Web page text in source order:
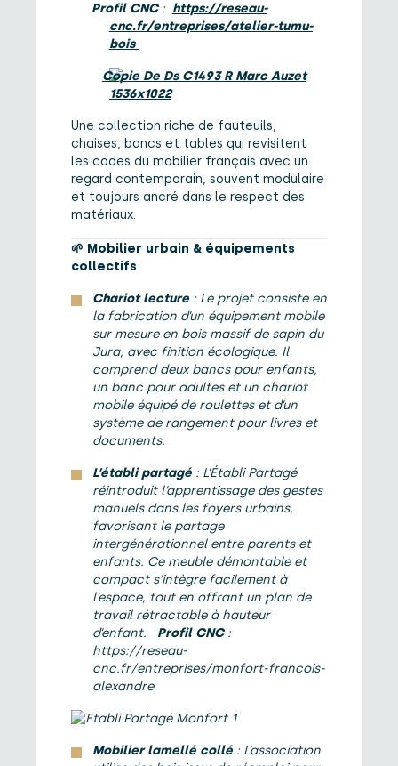
Profil CNC: https://reseau-
cnc.fr/entreprises/atelier-tumu-
bois
Une collection riche de fauteuils,
chaises, bancs et tables qui revisitent
les codes du mobilier français avec un
regard contemporain, souvent modulaire
et toujours ancré dans le respect des
matériaux.
🌱 Mobilier urbain & équipements
collectifs
Chariot lecture : Le projet consiste en
la fabrication d’un équipement mobile
sur mesure en bois massif de sapin du
Jura, avec finition écologique. Il
comprend deux bancs pour enfants,
un banc pour adultes et un chariot
mobile équipé de roulettes et d’un
système de rangement pour livres et
documents.
L’établi partagé : L’Établi Partagé
réintroduit l’apprentissage des gestes
manuels dans les foyers urbains,
favorisant le partage
intergénérationnel entre parents et
enfants. Ce meuble démontable et
compact s’intègre facilement à
l’espace, tout en offrant un plan de
travail rétractable à hauteur
d’enfant. Profil CNC:
https://reseau-
cnc.fr/entreprises/monfort-francois-
alexandre
Mobilier lamellé collé : L’association